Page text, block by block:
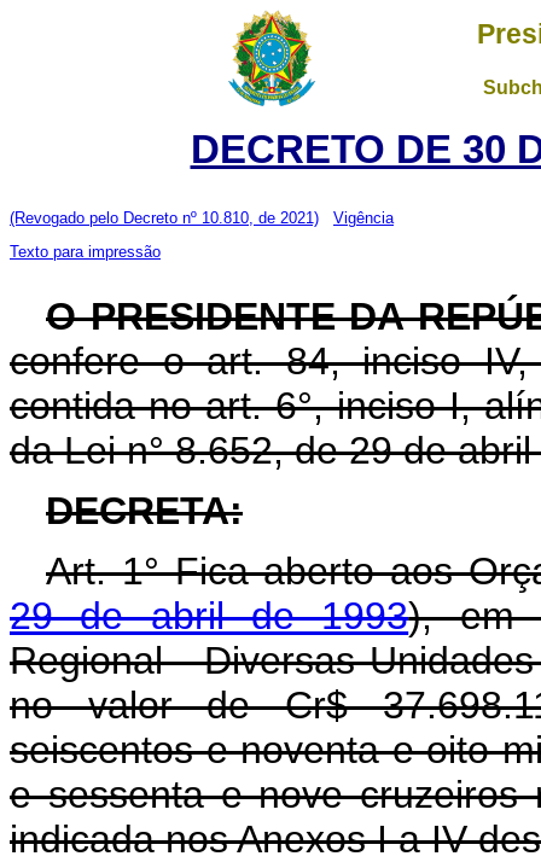
DECRETO DE 30
(Revogado pelo Decreto nº 10.810, de 2021)
Vigência
Texto para impressão
O PRESIDENTE DA
confere o art. 84, inciso
contida no art. 6°, inciso I,
da Lei n° 8.652, de 29 de
DECRETA:
Art. 1° Fica aberto aos
29 de abril de 1993), em
Regional - Diversas
no valor de Cr$
seiscentos e noventa e oito
e sessenta e nove cruzeiros
indicada nos Anexos I a IV